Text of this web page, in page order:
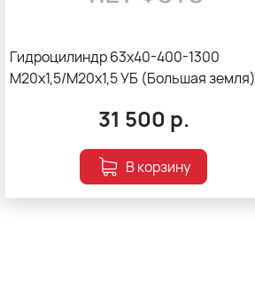
Гидроцилиндр 63х40-400-1300
М20х1,5/М20х1,5 УБ (Большая земля)
31 500 р.
В корзину